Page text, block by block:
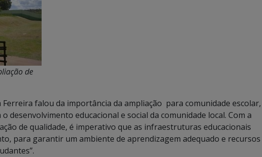
de
falou da importância da ampliação para comunidade escolar,
desenvolvimento educacional e social da comunidade local. Com a
de qualidade, é imperativo que as infraestruturas educacionais
para garantir um ambiente de aprendizagem adequado e recursos